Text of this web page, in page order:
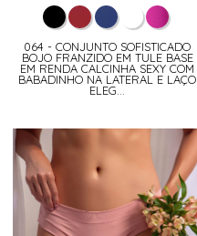
064 - CONJUNTO SOFISTICADO
BOJO FRANZIDO EM TULE BASE
EM RENDA CALCINHA SEXY COM
BABADINHO NA LATERAL E LAÇO
ELEG...